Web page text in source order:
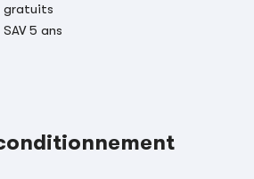
gratuits
5 ans